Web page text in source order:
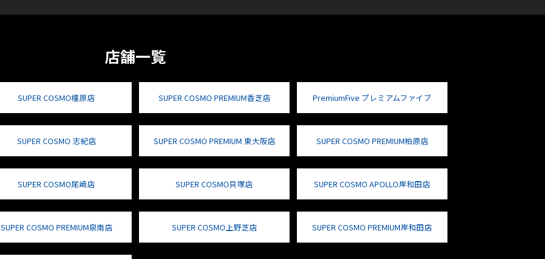
店舗一覧
SUPER COSMO橿原店 SUPER COSMO PREMIUM香芝店 PremiumFive プレミアムファイブ
SUPER COSMO 志紀店 SUPER COSMO PREMIUM 東大阪店 SUPER COSMO PREMIUM柏原店
SUPER COSMO尾崎店 SUPER COSMO貝塚店 SUPER COSMO APOLLO岸和田店
SUPER COSMO PREMIUM泉南店 SUPER COSMO上野芝店 SUPER COSMO PREMIUM岸和田店